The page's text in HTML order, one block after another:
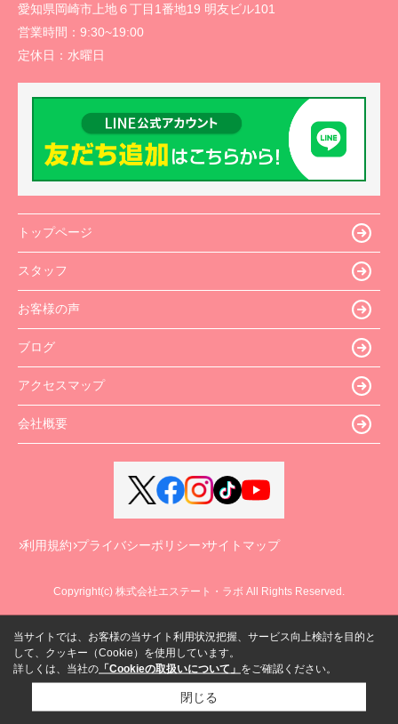
愛知県岡崎市上地６丁目1番地19 明友ビル101
営業時間： 9:30~19:00
定休日： 水曜日
トップページ
スタッフ
お客様の声
ブログ
アクセスマップ
会社概要
利用規約 プライバシーポリシー サイトマップ
Copyright(c) 株式会社エステート・ラボ All Rights Reserved.
当サイトでは、お客様の当サイト利用状況把握、サービス向上検討を目的と
して、クッキー（Cookie）を使用しています。
詳しくは、当社の 「Cookieの取扱いについて」 をご確認ください。
閉じる